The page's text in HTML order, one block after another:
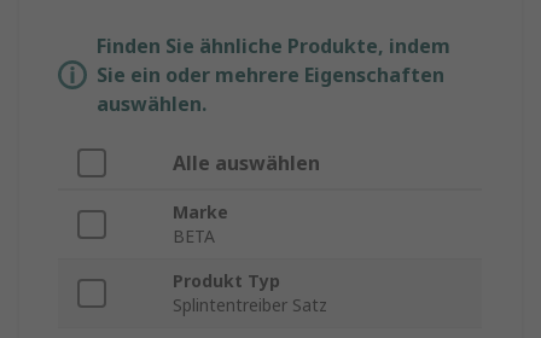
Finden Sie ähnliche Produkte, indem
Sie ein oder mehrere Eigenschaften
auswählen.
Alle auswählen
Marke
BETA
Produkt Typ
Splintentreiber Satz